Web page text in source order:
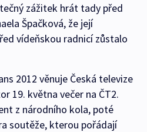
zážitek hrát tady před
Špačková, že její
vídeňskou radnicí zůstalo
2012 věnuje Česká televize
19. května večer na ČT2.
z národního kola, poté
soutěže, kterou pořádají